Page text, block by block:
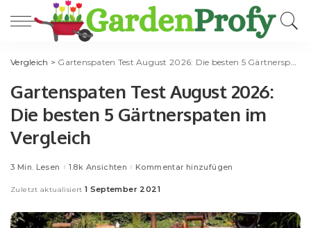
Vergleich > Gartenspaten Test August 2026: Die besten 5 Gärtnerspaten im Vergleich
Gartenspaten Test August 2026:
Die besten 5 Gärtnerspaten im
Vergleich
3 Min. Lesen 1.8k Ansichten Kommentar hinzufügen
Zuletzt aktualisiert 1 September 2021